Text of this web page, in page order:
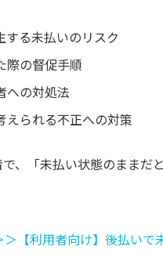
する未払いのリスク
際の督促手順
への対処法
えられる不正への対策
、「未払い状態のまま
＞【利用者向け】後払いで